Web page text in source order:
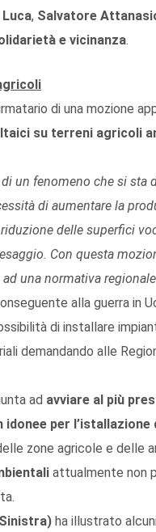
, Salvatore
e vicinanza.
di una mozione
su terreni agricoli
un fenomeno che si sta
di aumentare la
delle superfici
Con questa
una normativa
alla guerra in
di installare
demandando alle
ad avviare al più
idonee per
zone agricole e delle
attualmente non
ha illustrato